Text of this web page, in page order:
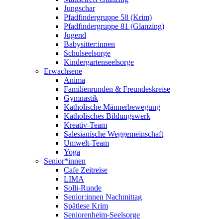
Jungschar
Pfadfindergruppe 58 (Krim)
Pfadfindergruppe 81 (Glanzing)
Jugend
Babysitter:innen
Schulseelsorge
Kindergartenseelsorge
Erwachsene
Anima
Familienrunden & Freundeskreise
Gymnastik
Katholische Männerbewegung
Katholisches Bildungswerk
Kreativ-Team
Salesianische Weggemeinschaft
Umwelt-Team
Yoga
Senior*innen
Cafe Zeitreise
LIMA
Solli-Runde
Senior:innen Nachmittag
Spätlese Krim
Seniorenheim-Seelsorge